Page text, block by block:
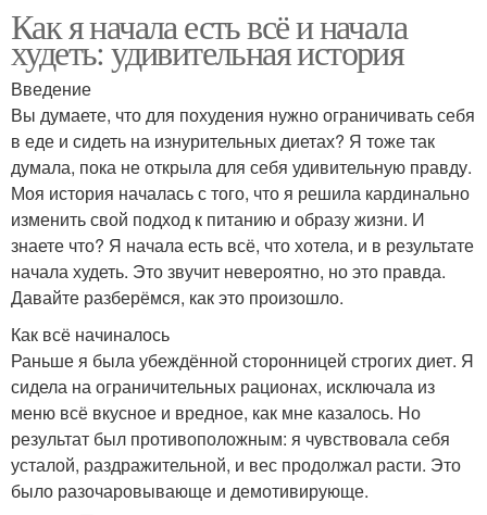
Как я начала есть всё и начала
худеть: удивительная история
Введение
Вы думаете, что для похудения нужно ограничивать себя
в еде и сидеть на изнурительных диетах? Я тоже так
думала, пока не открыла для себя удивительную правду.
Моя история началась с того, что я решила кардинально
изменить свой подход к питанию и образу жизни. И
знаете что? Я начала есть всё, что хотела, и в результате
начала худеть. Это звучит невероятно, но это правда.
Давайте разберёмся, как это произошло.
Как всё начиналось
Раньше я была убеждённой сторонницей строгих диет. Я
сидела на ограничительных рационах, исключала из
меню всё вкусное и вредное, как мне казалось. Но
результат был противоположным: я чувствовала себя
усталой, раздражительной, и вес продолжал расти. Это
было разочаровывающе и демотивирующе.